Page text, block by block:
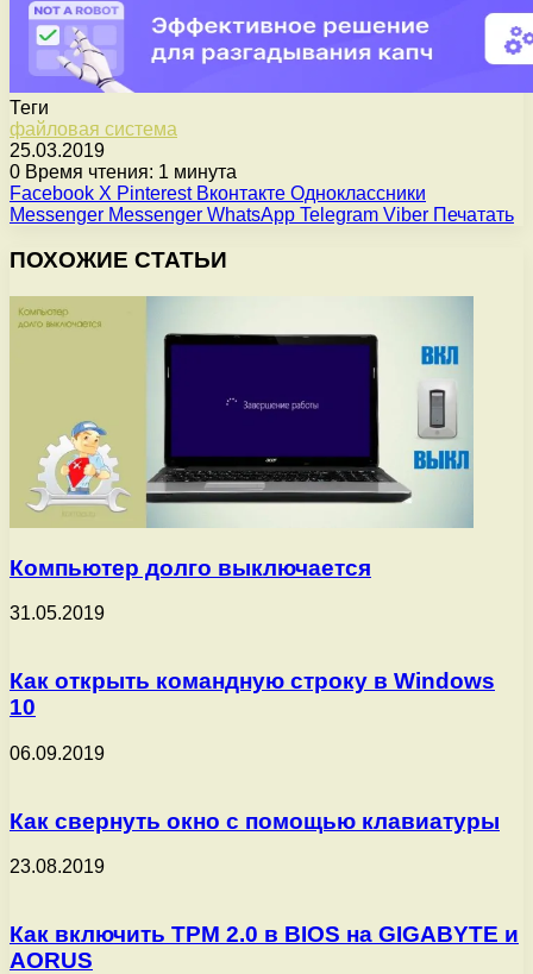
Теги
файловая система
25.03.2019
0 Время чтения: 1 минута
Facebook X Pinterest Вконтакте Одноклассники
Messenger Messenger WhatsApp Telegram Viber Печатать
ПОХОЖИЕ СТАТЬИ
Компьютер долго выключается
31.05.2019
Как открыть командную строку в Windows
10
06.09.2019
Как свернуть окно с помощью клавиатуры
23.08.2019
Как включить TPM 2.0 в BIOS на GIGABYTE и
AORUS